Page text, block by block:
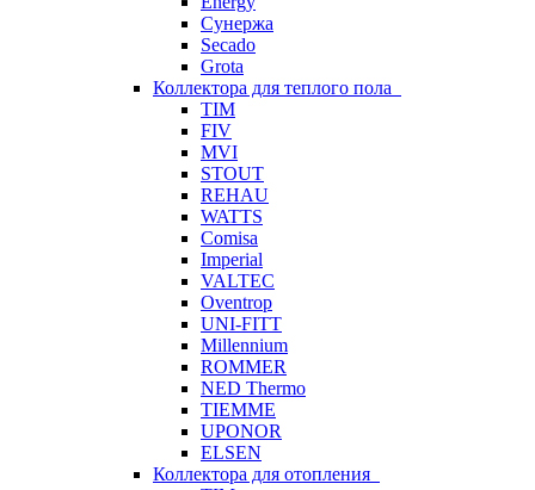
Сунержа
Secado
Grota
Коллектора для теплого пола
TIM
FIV
MVI
STOUT
REHAU
WATTS
Comisa
Imperial
VALTEC
Oventrop
UNI-FITT
Millennium
ROMMER
NED Thermo
TIEMME
UPONOR
ELSEN
Коллектора для отопления